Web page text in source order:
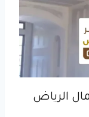
الرياض